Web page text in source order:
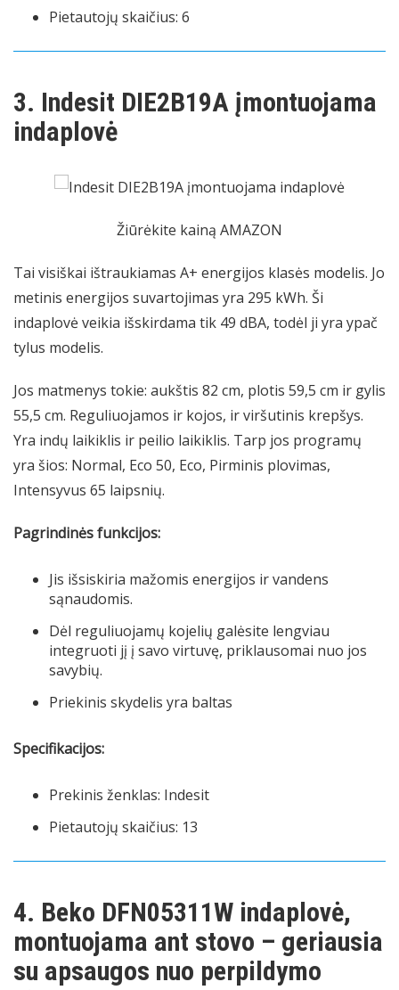
Pietautojų skaičius: 6
3. Indesit DIE2B19A įmontuojama
indaplovė
Žiūrėkite kainą AMAZON
Tai visiškai ištraukiamas A+ energijos klasės modelis. Jo
metinis energijos suvartojimas yra 295 kWh. Ši
indaplovė veikia išskirdama tik 49 dBA, todėl ji yra ypač
tylus modelis.
Jos matmenys tokie: aukštis 82 cm, plotis 59,5 cm ir gylis
55,5 cm. Reguliuojamos ir kojos, ir viršutinis krepšys.
Yra indų laikiklis ir peilio laikiklis. Tarp jos programų
yra šios: Normal, Eco 50, Eco, Pirminis plovimas,
Intensyvus 65 laipsnių.
Pagrindinės funkcijos:
Jis išsiskiria mažomis energijos ir vandens
sąnaudomis.
Dėl reguliuojamų kojelių galėsite lengviau
integruoti jį į savo virtuvę, priklausomai nuo jos
savybių.
Priekinis skydelis yra baltas
Specifikacijos:
Prekinis ženklas: Indesit
Pietautojų skaičius: 13
4. Beko DFN05311W indaplovė,
montuojama ant stovo – geriausia
su apsaugos nuo perpildymo